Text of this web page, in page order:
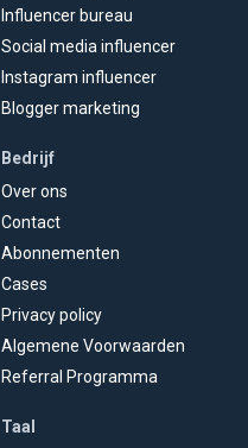
Influencer bureau
Social media influencer
Instagram influencer
Blogger marketing
Bedrijf
Over ons
Contact
Abonnementen
Cases
Privacy policy
Algemene Voorwaarden
Referral Programma
Taal